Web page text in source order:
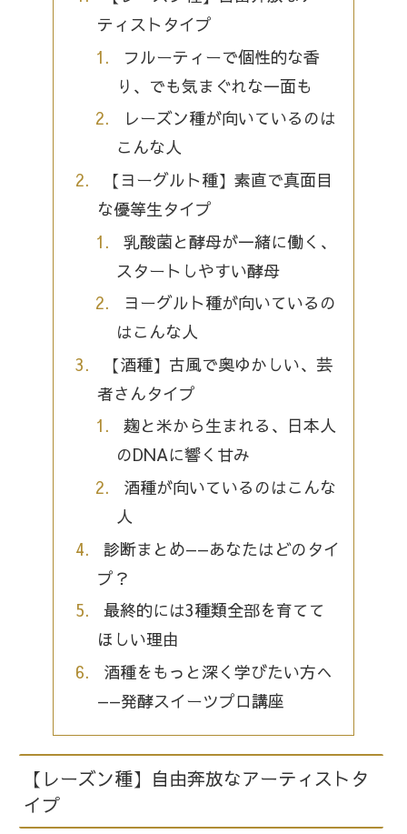
ティストタイプ
フルーティーで個性的な香
り、でも気まぐれな一面も
レーズン種が向いているのは
こんな人
【ヨーグルト種】素直で真面目
な優等生タイプ
乳酸菌と酵母が一緒に働く、
スタートしやすい酵母
ヨーグルト種が向いているの
はこんな人
【酒種】古風で奥ゆかしい、芸
者さんタイプ
麹と米から生まれる、日本人
のDNAに響く甘み
酒種が向いているのはこんな
人
診断まとめ——あなたはどのタイ
プ？
最終的には3種類全部を育てて
ほしい理由
酒種をもっと深く学びたい方へ
——発酵スイーツプロ講座
【レーズン種】自由奔放なアーティストタ
イプ